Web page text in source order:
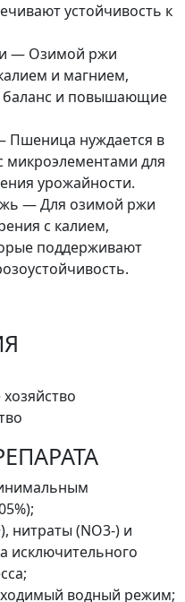
устойчивость к
— Озимой ржи
и магнием,
и повышающие
нуждается в
микроэлементами для
урожайности.
— Для озимой ржи
с калием,
поддерживают
нитраты (NO3-) и
исключительного
водный режим;